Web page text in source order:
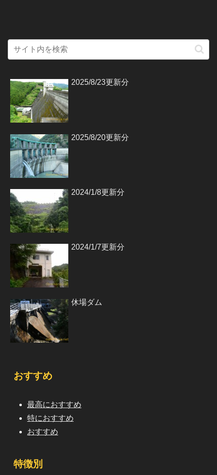
2025/8/23更新分
2025/8/20更新分
2024/1/8更新分
2024/1/7更新分
休場ダム
おすすめ
最高におすすめ
特におすすめ
おすすめ
特徴別